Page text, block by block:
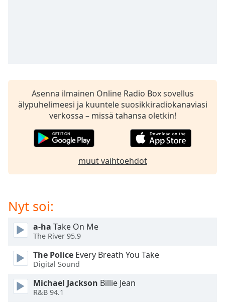
subtitles
settings,
subtitles
settings
Audio
Picture-
Picture
Fullscreen
This
Asenna ilmainen Online Radio Box sovellus
älypuhelimeesi ja kuuntele suosikkiradiokanaviasi
verkossa – missä tahansa oletkin!
muut vaihtoehdot
Nyt soi:
a-ha Take On Me
The River 95.9
The Police Every Breath You Take
Digital Sound
Michael Jackson Billie Jean
R&B 94.1